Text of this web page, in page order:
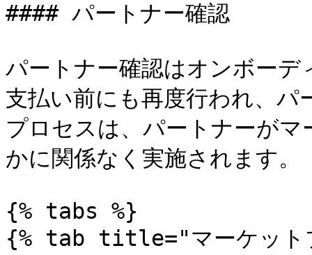
#### パートナー確認
パートナー確認はオンボー
支払い前にも再度行われ、
プロセスは、パートナーが
かに関係なく実施されます。
{% tabs %}
{% tab title="マーケット